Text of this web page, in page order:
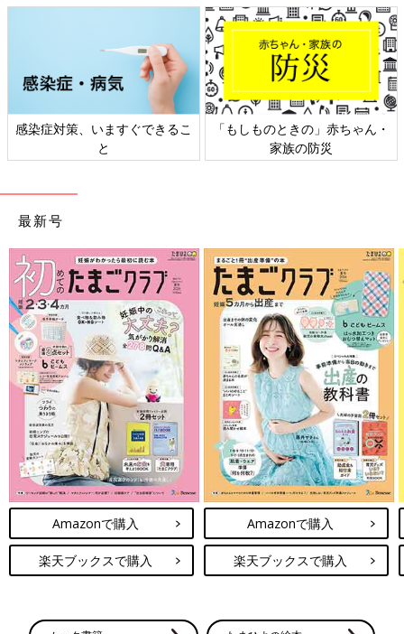
感染症対策、いますぐできるこ
と
「もしものときの」赤ちゃん・
家族の防災
最新号
Amazonで購入
楽天ブックスで購入
Amazonで購入
楽天ブックスで購入